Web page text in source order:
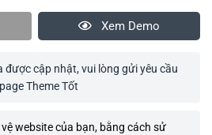
Xem Demo
được cập nhật, vui lòng gửi yêu cầu
Theme Tốt
website của bạn, bằng cách sử